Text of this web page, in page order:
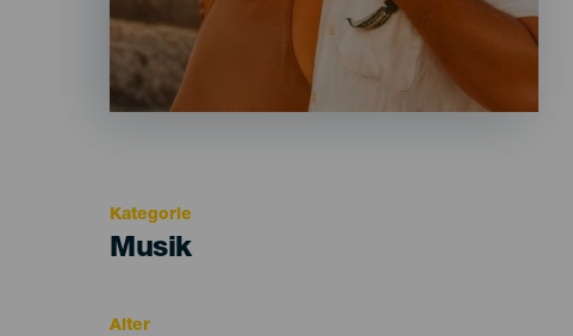
Kategorie
Categoría
Musik
Alter